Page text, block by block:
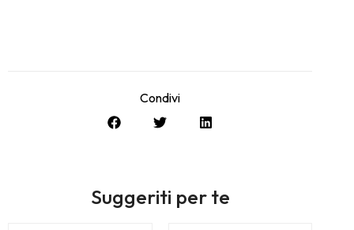
Condivi
Suggeriti per te